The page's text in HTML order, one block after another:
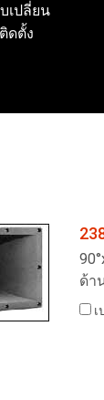
เปลี่ยน
ดตั้ง
ด้า
เ